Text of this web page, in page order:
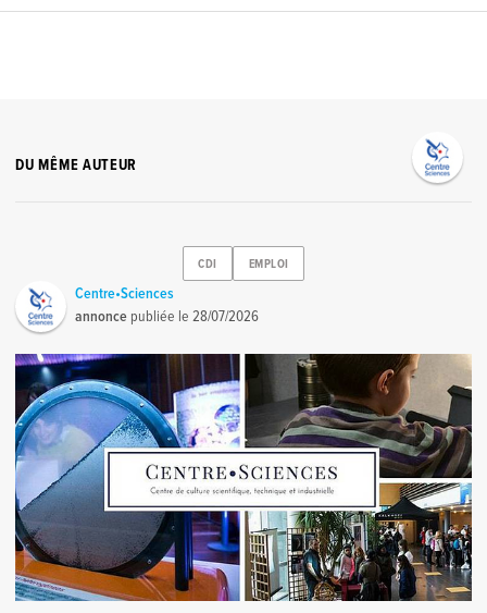
DU MÊME AUTEUR
CDI EMPLOI
Centre•Sciences
annonce publiée le28/07/2026